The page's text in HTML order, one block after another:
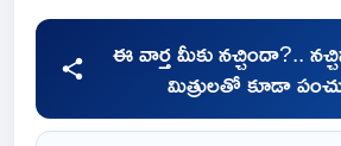
ఈ వార్త మీకు నచ్చిందా?..
మిత్రులతో కూడా